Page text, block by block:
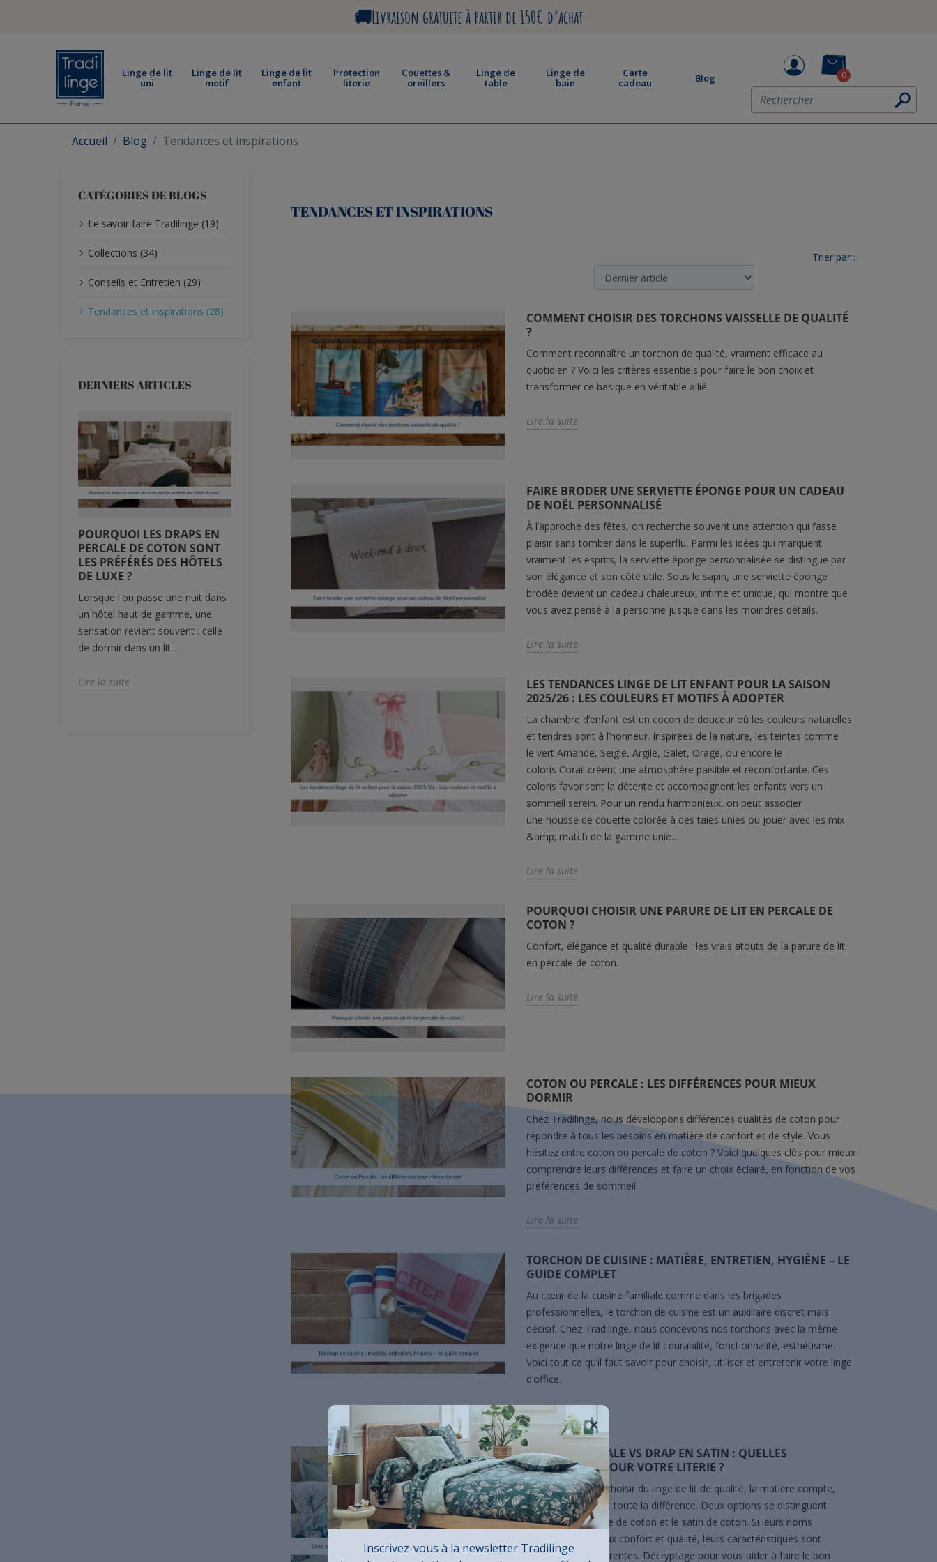
SERVICE CLIENTS : 03.27.83.91.56 (9H-12H/14H-18H)
Linge de lit
uni
Linge de lit
motif
Linge de lit
enfant
Protection
literie
Couettes &
oreillers
Linge de
table
Linge de
bain
Carte
cadeau
Blog 0
Accueil Blog Tendances et inspirations
CATÉGORIES DE BLOGS
Le savoir faire Tradilinge (19)
Collections (34)
Conseils et Entretien (29)
Tendances et inspirations (28)
DERNIERS ARTICLES
POURQUOI LES DRAPS EN
PERCALE DE COTON SONT
LES PRÉFÉRÉS DES HÔTELS
DE LUXE ?
Lorsque l'on passe une nuit dans
un hôtel haut de gamme, une
sensation revient souvent : celle
de dormir dans un lit...
Lire la suite
DRAPS SUR MESURE : LA
SOLUTION IDÉALE POUR
LES MATELAS ATYPIQUES
Trouver un drap parfaitement
adapté à son matelas n'est pas
toujours aussi simple qu'il y
HOUSSE DE COUETTE EN
SATIN DE QUALITÉ :
COMMENT BIEN LA CHOISIR
La housse de couette en satin
séduit par son toucher soyeux,
DRAP DE BAIN DE QUALITÉ :
COMMENT BIEN LE CHOISIR
? LES CONSEILS À
CONNAÎTRE
Le drap de bain est un élément
essentiel du linge de bain . Plus
Lire la suite
COMMENT CHOISIR LE
LINGE DE LIT ENFANT IDÉAL
?
Le choix du linge de lit enfant est
essentiel pour assurer des nuits
confortables et favoriser le bien-
TENDANCES ET INSPIRATIONS
Trier par :
COMMENT CHOISIR DES TORCHONS VAISSELLE DE QUALITÉ
?
Comment reconnaître un torchon de qualité, vraiment efficace au
quotidien ? Voici les critères essentiels pour faire le bon choix et
transformer ce basique en véritable allié.
Lire la suite
FAIRE BRODER UNE SERVIETTE ÉPONGE POUR UN CADEAU
DE NOËL PERSONNALISÉ
À l’approche des fêtes, on recherche souvent une attention qui fasse
plaisir sans tomber dans le superflu. Parmi les idées qui marquent
vraiment les esprits, la serviette éponge personnalisée se distingue par
son élégance et son côté utile. Sous le sapin, une serviette éponge
brodée devient un cadeau chaleureux, intime et unique, qui montre que
vous avez pensé à la personne jusque dans les moindres détails.
Lire la suite
LES TENDANCES LINGE DE LIT ENFANT POUR LA SAISON
2025/26 : LES COULEURS ET MOTIFS À ADOPTER
La chambre d’enfant est un cocon de douceur où les couleurs naturelles
et tendres sont à l’honneur. Inspirées de la nature, les teintes comme
le vert Amande, Seigle, Argile, Galet, Orage, ou encore le
coloris Corail créent une atmosphère paisible et réconfortante. Ces
coloris favorisent la détente et accompagnent les enfants vers un
sommeil serein. Pour un rendu harmonieux, on peut associer
une housse de couette colorée à des taies unies ou jouer avec les mix
&amp; match de la gamme unie...
Lire la suite
POURQUOI CHOISIR UNE PARURE DE LIT EN PERCALE DE
COTON ?
Confort, élégance et qualité durable : les vrais atouts de la parure de lit
en percale de coton.
Lire la suite
COTON OU PERCALE : LES DIFFÉRENCES POUR MIEUX
DORMIR
Chez Tradilinge, nous développons différentes qualités de coton pour
répondre à tous les besoins en matière de confort et de style. Vous
hésitez entre coton ou percale de coton ? Voici quelques clés pour mieux
comprendre leurs différences et faire un choix éclairé, en fonction de vos
préférences de sommeil
Lire la suite
TORCHON DE CUISINE : MATIÈRE, ENTRETIEN, HYGIÈNE – LE
GUIDE COMPLET
Au cœur de la cuisine familiale comme dans les brigades
professionnelles, le torchon de cuisine est un auxiliaire discret mais
décisif. Chez Tradilinge, nous concevons nos torchons avec la même
exigence que notre linge de lit : durabilité, fonctionnalité, esthétisme.
Voici tout ce qu’il faut savoir pour choisir, utiliser et entretenir votre linge
d’office.
Lire la suite
DRAP EN PERCALE VS DRAP EN SATIN : QUELLES
DIFFÉRENCES POUR VOTRE LITERIE ?
Quand il s’agit de choisir du linge de lit de qualité, la matière compte,
mais le tissage fait toute la différence. Deux options se distinguent
souvent : la percale de coton et le satin de coton. Si leurs noms
évoquent tous deux confort et qualité, leurs caractéristiques sont
pourtant bien différentes. Décryptage pour vous aider à faire le bon
×
Inscrivez-vous à la newsletter Tradilinge